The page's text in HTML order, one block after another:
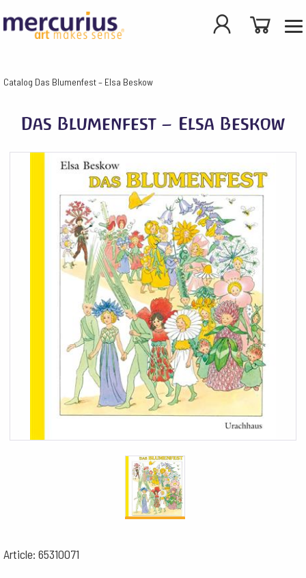
Catalog Das Blumenfest – Elsa Beskow
Das Blumenfest – Elsa Beskow
Article: 65310071